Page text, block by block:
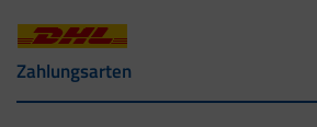
Zahlungsarten